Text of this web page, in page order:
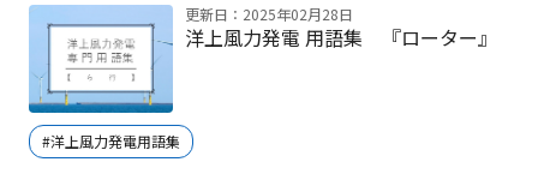
更新日：2025年02月28日
洋上風力発電 用語集 『ローター』
#洋上風力発電用語集